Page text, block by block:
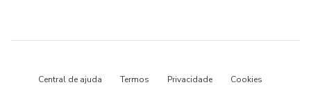
Central de ajuda Termos Privacidade Cookies